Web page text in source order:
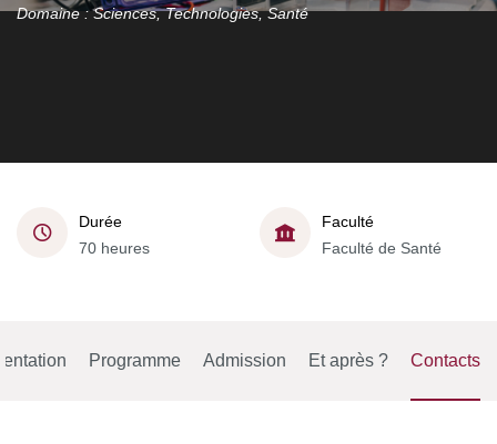
Domaine : Sciences, Technologies, Santé
Durée
70 heures
Faculté
Faculté de Santé
Programme Admission Et après ? Contacts